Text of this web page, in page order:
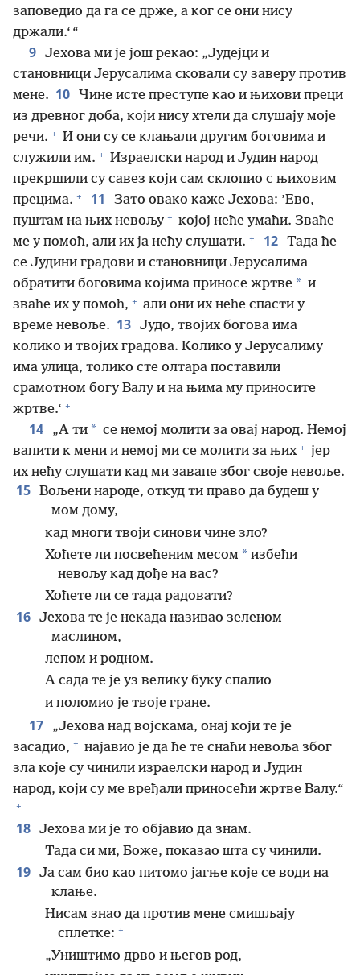
заповедио да га се држе, а ког се они нису
држали.‘ “
9 Јехова ми је још рекао: „Јудејци и
становници Јерусалима сковали су заверу против
мене. 10
Чине исте преступе као и њихови преци
из древног доба, који нису хтели да слушају моје
речи. + И они су се клањали другим боговима и
служили им. + Израелски народ и Јудин народ
прекршили су савез који сам склопио с њиховим
прецима. + 11
Зато овако каже Јехова: ’Ево,
пуштам на њих невољу + којој неће умаћи. Зваће
ме у помоћ, али их ја нећу слушати. + 12 Тада ће
се Јудини градови и становници Јерусалима
обратити боговима којима приносе жртве * и
зваће их у помоћ, + али они их неће спасти у
време невоље. 13 Јудо, твојих богова има
колико и твојих градова. Колико у Јерусалиму
има улица, толико сте олтара поставили
срамотном богу Валу и на њима му приносите
жртве.‘ +
14 „А ти * се немој молити за овај народ. Немој
вапити к мени и немој ми се молити за њих + јер
их нећу слушати кад ми завапе због своје невоље.
15 Вољени народе, откуд ти право да будеш у
мом дому,
кад многи твоји синови чине зло?
Хоћете ли посвећеним месом * избећи
невољу кад дође на вас?
Хоћете ли се тада радовати?
16 Јехова те је некада називао зеленом
маслином,
лепом и родном.
А сада те је уз велику буку спалио
и поломио је твоје гране.
17
„Јехова над војскама, онај који те је
засадио, + најавио је да ће те снаћи невоља због
зла које су чинили израелски народ и Јудин
народ, који су ме вређали приносећи жртве Валу.“
+
18 Јехова ми је то објавио да знам.
Тада си ми, Боже, показао шта су чинили.
19 Ја сам био као питомо јагње које се води на
клање.
Нисам знао да против мене смишљају
сплетке: +
„Уништимо дрво и његов род,